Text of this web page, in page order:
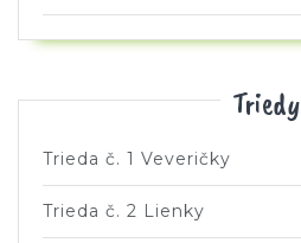
Triedy
Trieda č. 1 Veveričky
Trieda č. 2 Lienky